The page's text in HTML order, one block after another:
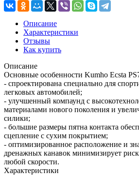
Описание
Характеристики
Отзывы
Как купить
Описание
Основные особенности Kumho Ecsta
- спроектирована специально для
легковых автомобилей;
- улучшенный компаунд с
материалами нового поколения и
силики;
- большие размеры пятна контакта
сцепление с сухим покрытием;
- оптимизированное расположение и
дренажных канавок минимизирует
любой скорости.
Характеристики